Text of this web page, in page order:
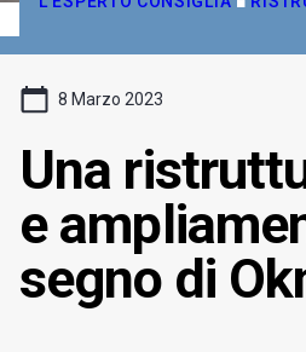
8 Marzo 2023
Una
e
segno di